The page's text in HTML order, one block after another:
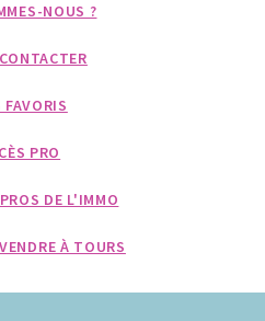
NOUS ?
FAVORIS
PRO
DE L'IMMO
À TOURS